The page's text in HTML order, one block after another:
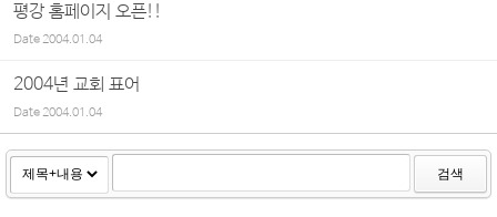
평강 홈페이지 오픈!!
Date2004.01.04
2004년 교회 표어
Date2004.01.04
검색